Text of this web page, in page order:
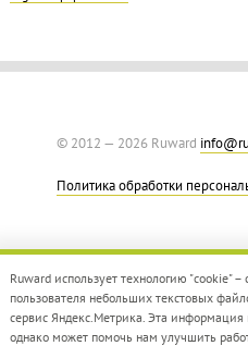
© 2012 — 2026 Ruward
Политика обработки
Ruward использует технологию "cookie"
пользователя небольших текстовых
сервис Яндекс.Метрика. Эта информация
однако может помочь нам улучшить